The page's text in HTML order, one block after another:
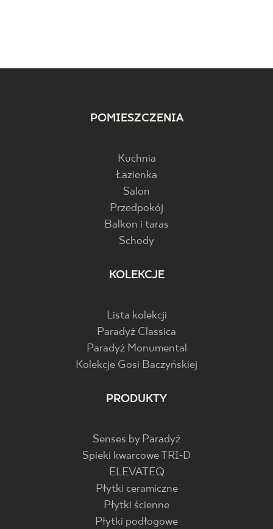
POMIESZCZENIA
Kuchnia
Łazienka
Salon
Przedpokój
Balkon i taras
Schody
KOLEKCJE
Lista kolekcji
Paradyż Classica
Paradyż Monumental
Kolekcje Gosi Baczyńskiej
PRODUKTY
Senses by Paradyż
Spieki kwarcowe TRI-D
ELEVATEQ
Płytki ceramiczne
Płytki ścienne
Płytki podłogowe